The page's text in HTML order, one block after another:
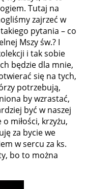
Tutaj na
zajrzeć w
pytania – co
Mszy św.? I
i tak sobie
będzie dla mnie,
się na tych,
potrzebują,
by wzrastać,
być w naszej
miłości, krzyżu,
za bycie we
w sercu za ks.
bo to można